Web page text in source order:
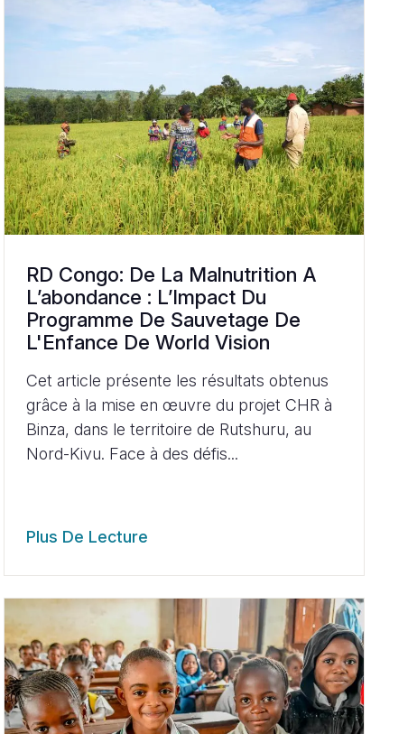
RD Congo: De La Malnutrition A
L’abondance : L’Impact Du
Programme De Sauvetage De
L'Enfance De World Vision
Cet article présente les résultats obtenus
grâce à la mise en œuvre du projet CHR à
Binza, dans le territoire de Rutshuru, au
Nord-Kivu. Face à des défis...
Plus De Lecture